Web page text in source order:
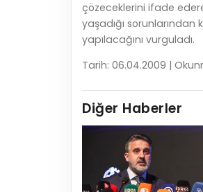
çözeceklerini ifade
yaşadığı
yapılacağını vurguladı.
Tarih: 06.04.2009 |
Diğer Haberler